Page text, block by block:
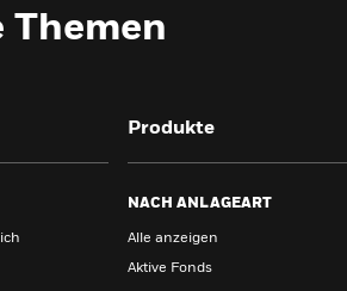
Themen
Produkte
NACH ANLAGEART
Alle anzeigen
Aktive Fonds